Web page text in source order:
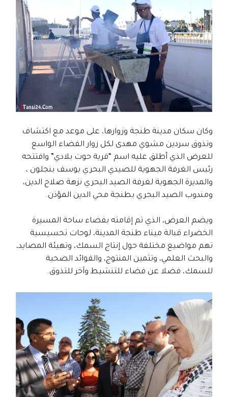
وكان سكان مدينة طنجة وزوارها، على موعد مع اكتشاف
وتذوق سردين مشوي مهدى لكل زوار الفضاء الواسع
للعرض الذي أطلق عليه اسم “قرية حوت بلادي” وافتتحه
رئيس الغرفة الجهوية للصيدي البحري يوسف بنجلون ،
والمديرة الجهوية لغرفة الصيد البحري نزهة صلاح الدين،
ومندوب الصيد البجري بطنجة محي الدين المؤذن.
ويضم العرض، الذي تم إقامته بفضاء ساحة المسيرة
الخضراء قبالة ميناء طنجة المدينة، لوحات تحسيسية
تهم مواضيع مختلفة حول إنتاج السمك، وتهيئة المصايد،
والبحث العلمي، وتثمين المنتوج، والفوائد الصحية
للسمك، فضلا عن فضاء للتنشيط وآخر للتذوق.